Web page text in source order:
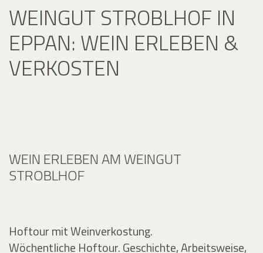
WEINGUT STROBLHOF IN
EPPAN: WEIN ERLEBEN &
VERKOSTEN
WEIN ERLEBEN AM WEINGUT
STROBLHOF
Hoftour mit Weinverkostung.
Wöchentliche Hoftour. Geschichte, Arbeitsweise,